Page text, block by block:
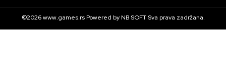
©2026www.games.rs Powered byNB SOFTSva prava zadržana.